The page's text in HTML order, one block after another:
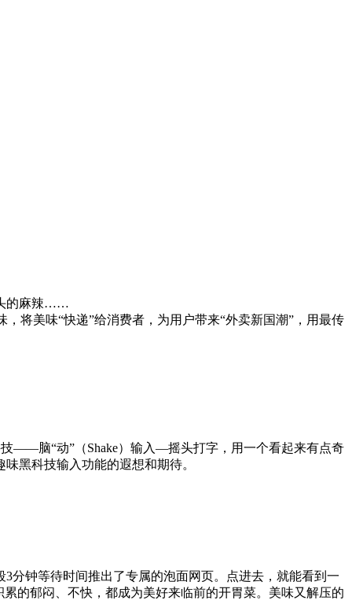
的麻辣……
将美味“快递”给消费者，为用户带来“外卖新国潮”，用最传
——脑“动”（Shake）输入—摇头打字，用一个看起来有点奇
黑科技输入功能的遐想和期待。
分钟等待时间推出了专属的泡面网页。点进去，就能看到一
的郁闷、不快，都成为美好来临前的开胃菜。美味又解压的